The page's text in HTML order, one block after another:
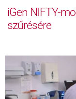
iGen NIFTY-
szűrésére